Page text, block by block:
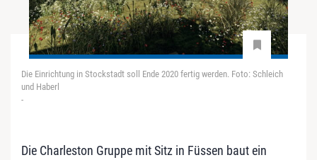
Die Einrichtung in Stockstadt soll Ende 2020 fertig werden. Foto: Schleich
und Haberl
-
Die Charleston Gruppe mit Sitz in Füssen baut ein